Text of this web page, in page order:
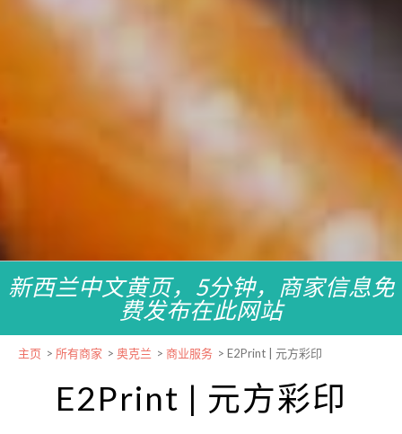
新西兰中文黄页，5分钟，商家信息免
费发布在此网站
主页 > 所有商家 > 奥克兰 > 商业服务 > E2Print | 元方彩印
E2Print | 元方彩印